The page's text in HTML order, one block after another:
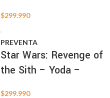
$299.990
PREVENTA
Star Wars: Revenge of
the Sith – Yoda –
$299.990